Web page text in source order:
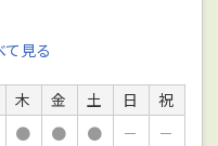
て見る
木 金 土 日
祝
● ● ● －
－